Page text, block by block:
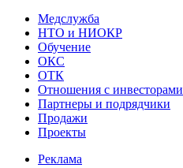
Медслужба
НТО и НИОКР
Обучение
ОКС
ОТК
Отношения с инвесторами
Партнеры и подрядчики
Продажи
Проекты
Реклама